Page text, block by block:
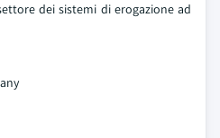
dei sistemi di erogazione ad